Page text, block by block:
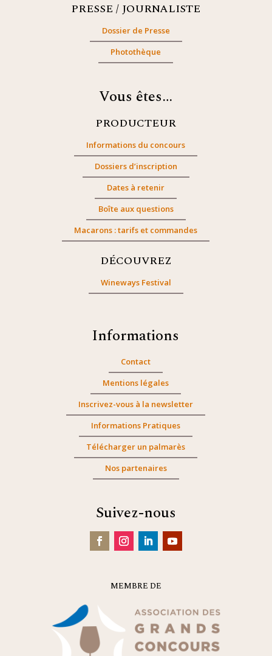
PRESSE / JOURNALISTE
Dossier de Presse
Photothèque
Vous êtes…
PRODUCTEUR
Informations du concours
Dossiers d’inscription
Dates à retenir
Boîte aux questions
Macarons : tarifs et commandes
DÉCOUVREZ
Wineways Festival
Informations
Contact
Mentions légales
Inscrivez-vous à la newsletter
Informations Pratiques
Télécharger un palmarès
Nos partenaires
Suivez-nous
MEMBRE DE